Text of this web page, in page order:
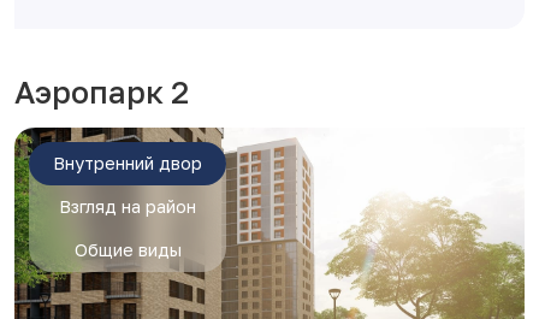
Аэропарк 2
Внутренний двор
Взгляд на район
Общие виды